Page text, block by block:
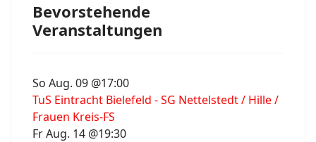
Bevorstehende
Veranstaltungen
So Aug. 09 @17:00
TuS Eintracht Bielefeld - SG Nettelstedt / Hille /
Frauen Kreis-FS
Fr Aug. 14 @19:30